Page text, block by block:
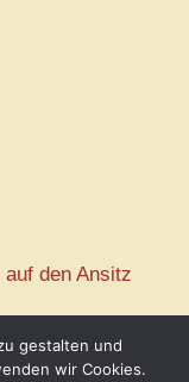
den Ansitz
gestalten und
wir Cookies.